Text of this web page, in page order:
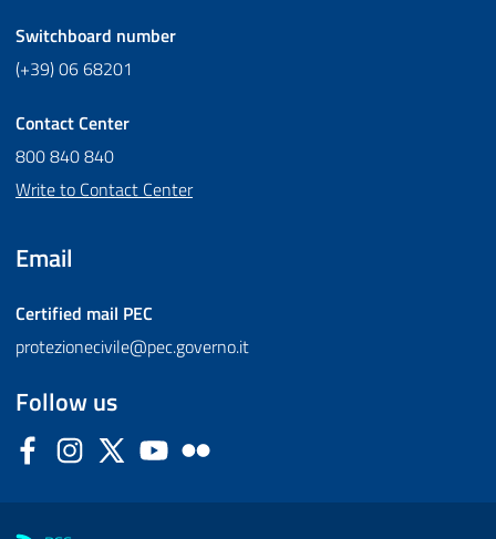
Switchboard number
(+39) 06 68201
Contact Center
800 840 840
Write to Contact Center
Email
Certified mail PEC
protezionecivile@pec.governo.it
Follow us
FacebookInstagram
Twitter YouTube